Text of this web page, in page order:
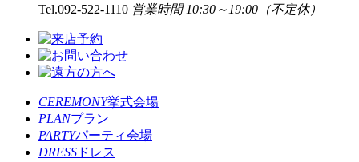
Tel.092-522-1110 営業時間 10:30～19:00（不定休）
CEREMONY挙式会場
PLANプラン
PARTYパーティ会場
DRESS ドレス